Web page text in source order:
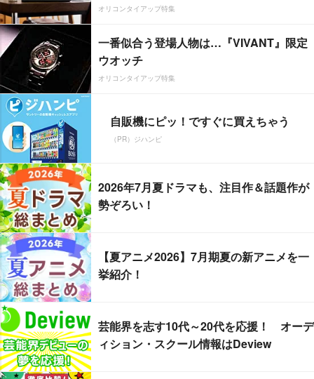
オリコンタイアップ特集
一番似合う登場人物は…『VIVANT』限定
ウオッチ
オリコンタイアップ特集
自販機にピッ！ですぐに買えちゃう
（PR）ジハンピ
2026年7月夏ドラマも、注目作＆話題作が
勢ぞろい！
【夏アニメ2026】7月期夏の新アニメを一
挙紹介！
芸能界を志す10代～20代を応援！ オーデ
ィション・スクール情報はDeview